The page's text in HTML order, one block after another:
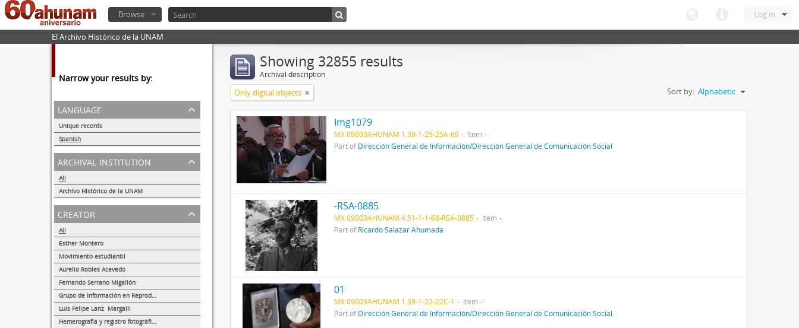
Log in
Browse
El Archivo Histórico de la UNAM
Narrow your results by:
language
Unique records
Spanish
32855
archival institution
All
Archivo Histórico de la UNAM
32855
creator
All
Esther Montero
Movimiento estudiantil
Aurelio Robles Acevedo
Fernando Serrano Migallón
Grupo de Información en Reproducción Elegida (GIRE)
Luis Felipe Lanz Margalli
Hemerografía y registro fotográfico sobre el conflicto universitario de 1999-2000
Showing 32855 results
Archival description
Only digital objects Sort by: Alphabetic
Img1079
MX 09003AHUNAM 1.39-1-25-25A-69
Item
Part ofDirección General de Información/Dirección General de Comunicación Social
-RSA-0885
MX 09003AHUNAM 4.51-1-1-68-RSA-0885
Item
Part ofRicardo Salazar Ahumada
01
MX 09003AHUNAM 1.39-1-22-22C-1
Item
Part ofDirección General de Información/Dirección General de Comunicación Social